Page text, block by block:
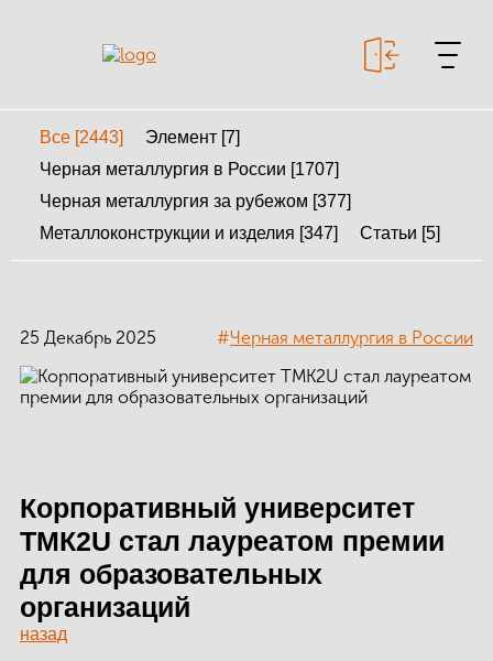
МЕТАЛЛОКОНСТРУКЦИИ
КАЛЬКУЛЯТОР
МЕТАЛЛОКОНСТРУКЦИЙ
ЗДАНИЙ
ПРОЕКТИРОВАНИЕ
БЫСТРОВОЗВОДИМЫЕ
ЗДАНИЯ
Все [2443]
Элемент [7]
Черная металлургия в России [1707]
Черная металлургия за рубежом [377]
Металлоконструкции и изделия [347]
Статьи [5]
25 Декабрь 2025 #Черная металлургия в России
Корпоративный университет
ТМК2U стал лауреатом премии
для образовательных
организаций
назад